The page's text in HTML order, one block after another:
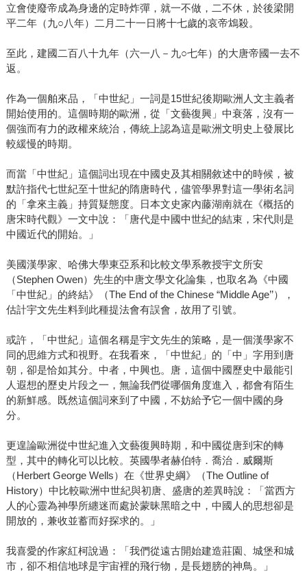
立會使廢帝成為身邊的定時炸彈，就一不做，二不休，於後梁開
平二年（九○八年）二月二十一日將十七歲的哀帝鴆殺。
至此，建國二百八十九年（六一八－九○七年）的大唐帝國一去不
返。
作為一個舶來品，「中世紀」一詞是15世紀後期歐洲人文主義者
開始使用的。這個時期的歐洲，從「文藝復興」中衰落，沒有一
個強而有力的政權來統治，傳統上認為這是歐洲文明史上發展比
較緩慢的時期。
而當「中世紀」這個詞出現在中國史及其相關敘述中的時候，被
默許指代七世紀至十世紀的隋唐時代，儘管學界對這一學術名詞
的「拿來主義」持質疑態度。日本文史家內藤湖南就在《概括的
唐宋時代觀》一文中說：「唐代是中國中世紀的結束，宋代則是
中國近代的開始。」
美國漢學家、哈佛大學東亞系和比較文學系教授宇文所安
（Stephen Owen）先生的中唐文學文化論集，也取名為《中國
「中世紀」的終結》（The End of the Chinese “Middle Age’’），
估計宇文先生料到此種提法會有誤會，故用了引號。
或許，「中世紀」這個名稱是宇文先生的策略，是一個漢學家不
同的思維方式和視野。在我看來，「中世紀」的「中」字用到唐
朝，卻是恰如其分。中者，中興也。唐，這個中國歷史中最能引
人遐想的歷史片段之一，無論我們從哪個角度進入，都會有陌生
的新鮮感。既然這個詞來到了中國，不妨給予它一個中國的身
分。
更遑論歐洲從中世紀進入文藝復興時期，和中國從唐到宋的轉
型，其中的轉化可以比較。英國學者赫伯特．喬治．威爾斯
（Herbert George Wells）在《世界史綱》（The Outline of
History）中比較歐洲中世紀與初唐、盛唐的差異時說：「當西方
人的心靈為神學所纏迷而處於蒙昧黑暗之中，中國人的思想卻是
開放的，兼收並蓄而好探求的。」
我喜愛的作家紅柯說過：「我們從遠古開始建造莊園、城堡和城
市，卻不相信地球是宇宙裡的飛行物，是長翅膀的神鳥。」